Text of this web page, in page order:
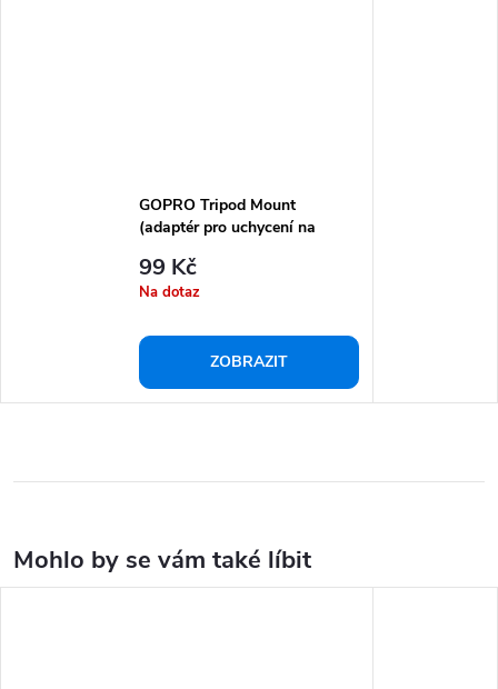
GOPRO Tripod Mount
(adaptér pro uchycení na
99 Kč
Na dotaz
ZOBRAZIT